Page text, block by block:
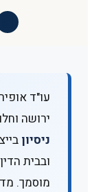
עו"ד
ירושה
ניסיון
ובבית